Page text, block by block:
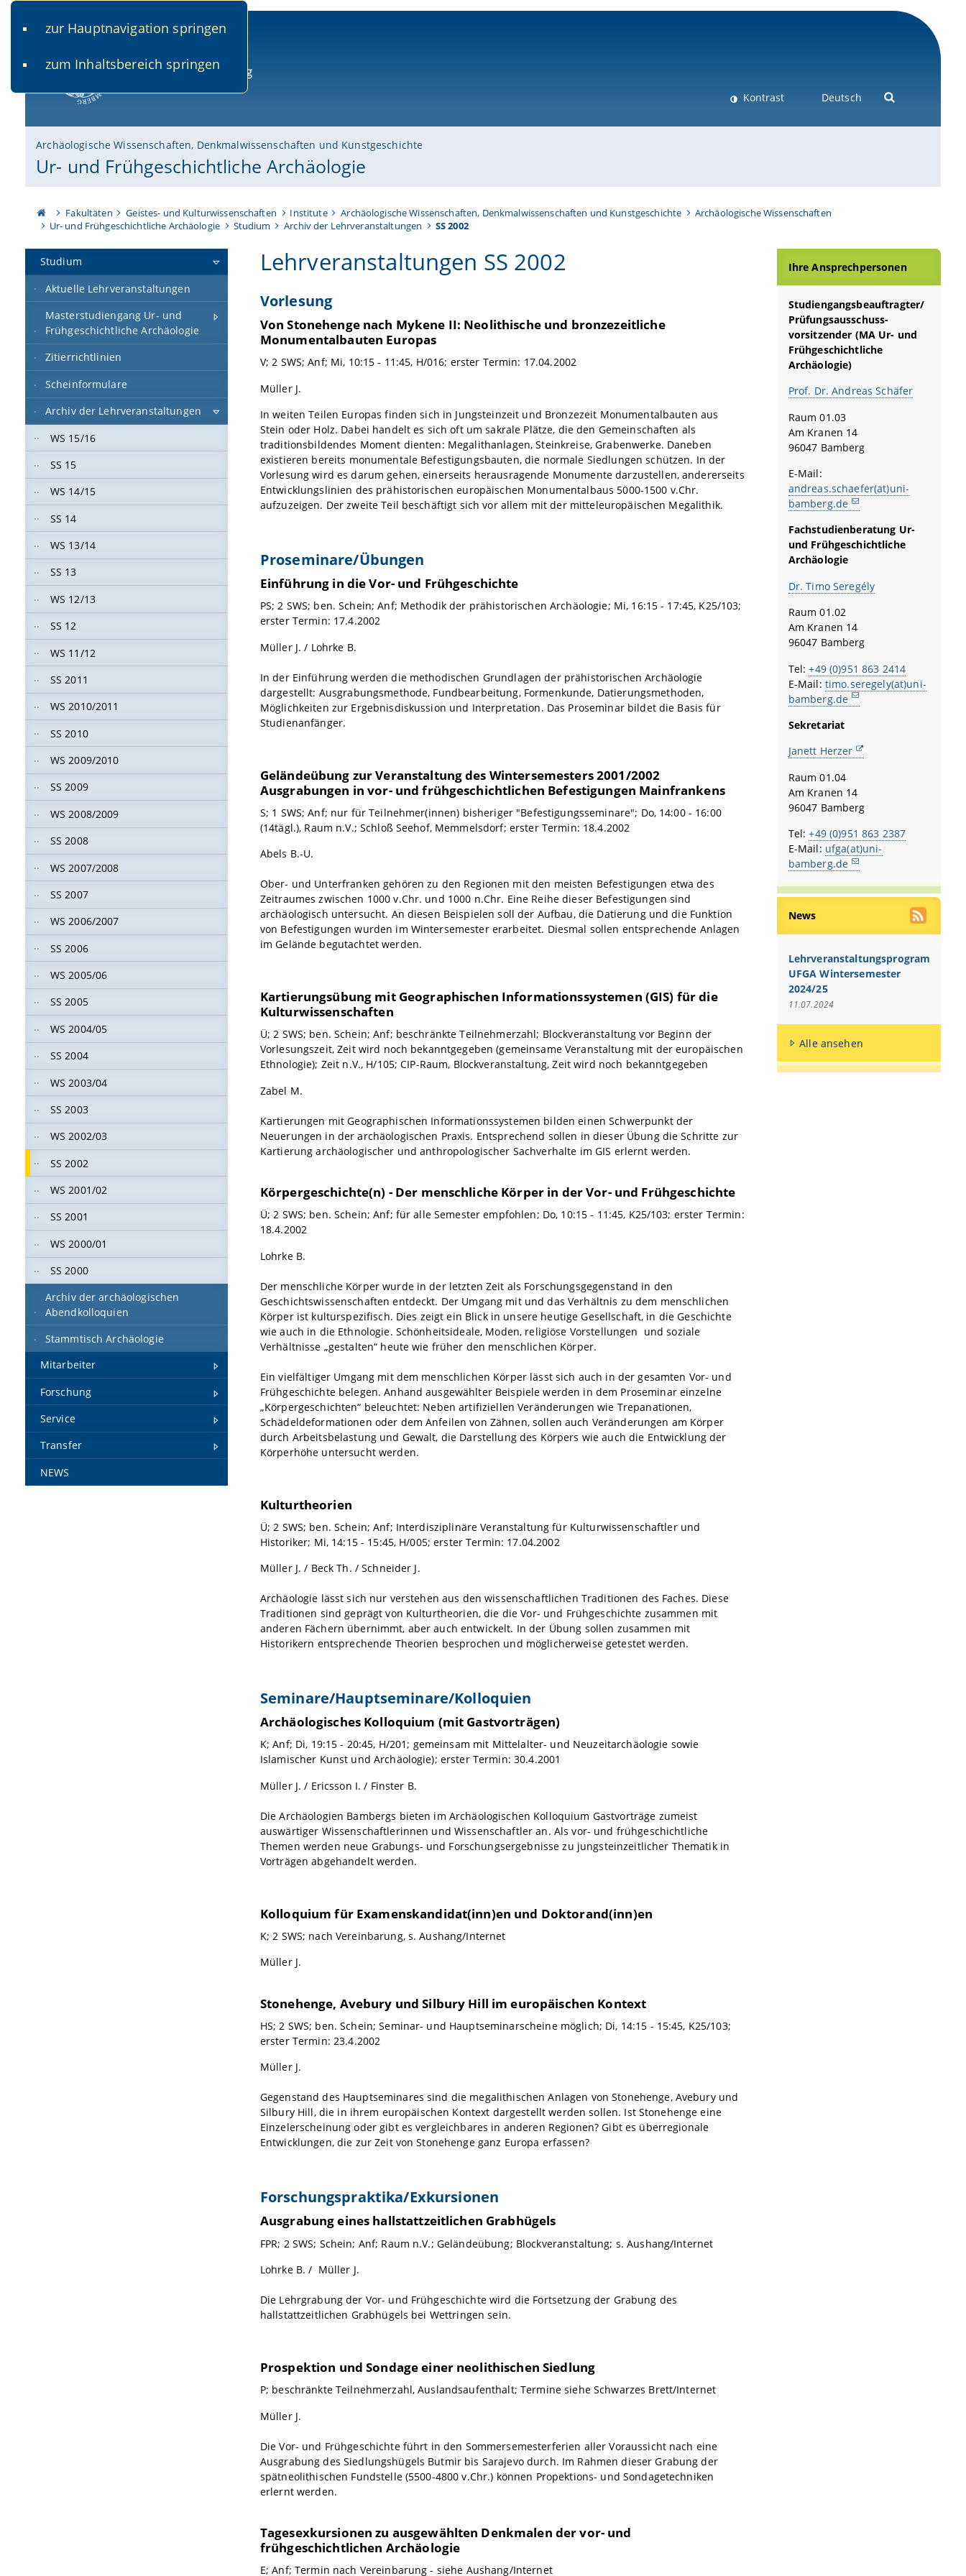
zur Hauptnavigation springen
zum Inhaltsbereich springen
Kontrast Deutsch
Archäologische Wissenschaften, Denkmalwissenschaften und Kunstgeschichte
Ur- und Frühgeschichtliche Archäologie
Fakultäten Geistes- und Kulturwissenschaften Institute Archäologische Wissenschaften, Denkmalwissenschaften und Kunstgeschichte
Archäologische Wissenschaften
Ur- und Frühgeschichtliche Archäologie
Studium Archiv der Lehrveranstaltungen SS 2002
Studium
Aktuelle Lehrveranstaltungen
Masterstudiengang Ur- und
Frühgeschichtliche Archäologie
Zitierrichtlinien
Scheinformulare
Archiv der Lehrveranstaltungen
WS 15/16
SS 15
WS 14/15
SS 14
WS 13/14
SS 13
WS 12/13
SS 12
WS 11/12
SS 2011
WS 2010/2011
SS 2010
WS 2009/2010
SS 2009
WS 2008/2009
SS 2008
WS 2007/2008
SS 2007
WS 2006/2007
SS 2006
WS 2005/06
SS 2005
WS 2004/05
SS 2004
WS 2003/04
SS 2003
WS 2002/03
SS 2002
WS 2001/02
SS 2001
WS 2000/01
SS 2000
Archiv der archäologischen
Abendkolloquien
Stammtisch Archäologie
Mitarbeiter
Forschung
Service
Transfer
NEWS
Lehrveranstaltungen SS 2002
Vorlesung
Von Stonehenge nach Mykene II: Neolithische und bronzezeitliche
Monumentalbauten Europas
V; 2 SWS; Anf; Mi, 10:15 - 11:45, H/016; erster Termin: 17.04.2002
Müller J.
In weiten Teilen Europas finden sich in Jungsteinzeit und Bronzezeit Monumentalbauten aus
Stein oder Holz. Dabei handelt es sich oft um sakrale Plätze, die den Gemeinschaften als
traditionsbildendes Moment dienten: Megalithanlagen, Steinkreise, Grabenwerke. Daneben
existieren bereits monumentale Befestigungsbauten, die normale Siedlungen schützen. In der
Vorlesung wird es darum gehen, einerseits herausragende Monumente darzustellen, andererseits
Entwicklungslinien des prähistorischen europäischen Monumentalbaus 5000-1500 v.Chr.
aufzuzeigen. Der zweite Teil beschäftigt sich vor allem mit der mitteleuropäischen Megalithik.
Proseminare/Übungen
Einführung in die Vor- und Frühgeschichte
PS; 2 SWS; ben. Schein; Anf; Methodik der prähistorischen Archäologie; Mi, 16:15 - 17:45, K25/103;
erster Termin: 17.4.2002
Müller J. / Lohrke B.
In der Einführung werden die methodischen Grundlagen der prähistorischen Archäologie
dargestellt: Ausgrabungsmethode, Fundbearbeitung, Formenkunde, Datierungsmethoden,
Möglichkeiten zur Ergebnisdiskussion und Interpretation. Das Proseminar bildet die Basis für
Studienanfänger.
Geländeübung zur Veranstaltung des Wintersemesters 2001/2002
Ausgrabungen in vor- und frühgeschichtlichen Befestigungen Mainfrankens
S; 1 SWS; Anf; nur für Teilnehmer(innen) bisheriger "Befestigungsseminare"; Do, 14:00 - 16:00
(14tägl.), Raum n.V.; Schloß Seehof, Memmelsdorf; erster Termin: 18.4.2002
Abels B.-U.
Ober- und Unterfranken gehören zu den Regionen mit den meisten Befestigungen etwa des
Zeitraumes zwischen 1000 v.Chr. und 1000 n.Chr. Eine Reihe dieser Befestigungen sind
archäologisch untersucht. An diesen Beispielen soll der Aufbau, die Datierung und die Funktion
von Befestigungen wurden im Wintersemester erarbeitet. Diesmal sollen entsprechende Anlagen
im Gelände begutachtet werden.
Kartierungsübung mit Geographischen Informationssystemen (GIS) für die
Kulturwissenschaften
Ü; 2 SWS; ben. Schein; Anf; beschränkte Teilnehmerzahl; Blockveranstaltung vor Beginn der
Vorlesungszeit, Zeit wird noch bekanntgegeben (gemeinsame Veranstaltung mit der europäischen
Ethnologie); Zeit n.V., H/105; CIP-Raum, Blockveranstaltung, Zeit wird noch bekanntgegeben
Zabel M.
Kartierungen mit Geographischen Informationssystemen bilden einen Schwerpunkt der
Neuerungen in der archäologischen Praxis. Entsprechend sollen in dieser Übung die Schritte zur
Kartierung archäologischer und anthropologischer Sachverhalte im GIS erlernt werden.
Körpergeschichte(n) - Der menschliche Körper in der Vor- und Frühgeschichte
Ü; 2 SWS; ben. Schein; Anf; für alle Semester empfohlen; Do, 10:15 - 11:45, K25/103; erster Termin:
18.4.2002
Lohrke B.
Der menschliche Körper wurde in der letzten Zeit als Forschungsgegenstand in den
Geschichtswissenschaften entdeckt. Der Umgang mit und das Verhältnis zu dem menschlichen
Körper ist kulturspezifisch. Dies zeigt ein Blick in unsere heutige Gesellschaft, in die Geschichte
wie auch in die Ethnologie. Schönheitsideale, Moden, religiöse Vorstellungen und soziale
Verhältnisse „gestalten“ heute wie früher den menschlichen Körper.
Ein vielfältiger Umgang mit dem menschlichen Körper lässt sich auch in der gesamten Vor- und
Frühgeschichte belegen. Anhand ausgewählter Beispiele werden in dem Proseminar einzelne
„Körpergeschichten“ beleuchtet: Neben artifiziellen Veränderungen wie Trepanationen,
Schädeldeformationen oder dem Anfeilen von Zähnen, sollen auch Veränderungen am Körper
durch Arbeitsbelastung und Gewalt, die Darstellung des Körpers wie auch die Entwicklung der
Körperhöhe untersucht werden.
Kulturtheorien
Ü; 2 SWS; ben. Schein; Anf; Interdisziplinäre Veranstaltung für Kulturwissenschaftler und
Historiker; Mi, 14:15 - 15:45, H/005; erster Termin: 17.04.2002
Müller J. / Beck Th. / Schneider J.
Archäologie lässt sich nur verstehen aus den wissenschaftlichen Traditionen des Faches. Diese
Traditionen sind geprägt von Kulturtheorien, die die Vor- und Frühgeschichte zusammen mit
anderen Fächern übernimmt, aber auch entwickelt. In der Übung sollen zusammen mit
Historikern entsprechende Theorien besprochen und möglicherweise getestet werden.
Seminare/Hauptseminare/Kolloquien
Archäologisches Kolloquium (mit Gastvorträgen)
K; Anf; Di, 19:15 - 20:45, H/201; gemeinsam mit Mittelalter- und Neuzeitarchäologie sowie
Islamischer Kunst und Archäologie); erster Termin: 30.4.2001
Müller J. / Ericsson I. / Finster B.
Die Archäologien Bambergs bieten im Archäologischen Kolloquium Gastvorträge zumeist
auswärtiger Wissenschaftlerinnen und Wissenschaftler an. Als vor- und frühgeschichtliche
Themen werden neue Grabungs- und Forschungsergebnisse zu jungsteinzeitlicher Thematik in
Vorträgen abgehandelt werden.
Kolloquium für Examenskandidat(inn)en und Doktorand(inn)en
K; 2 SWS; nach Vereinbarung, s. Aushang/Internet
Müller J.
Stonehenge, Avebury und Silbury Hill im europäischen Kontext
HS; 2 SWS; ben. Schein; Seminar- und Hauptseminarscheine möglich; Di, 14:15 - 15:45, K25/103;
erster Termin: 23.4.2002
Müller J.
Gegenstand des Hauptseminares sind die megalithischen Anlagen von Stonehenge, Avebury und
Silbury Hill, die in ihrem europäischen Kontext dargestellt werden sollen. Ist Stonehenge eine
Einzelerscheinung oder gibt es vergleichbares in anderen Regionen? Gibt es überregionale
Entwicklungen, die zur Zeit von Stonehenge ganz Europa erfassen?
Forschungspraktika/Exkursionen
Ausgrabung eines hallstattzeitlichen Grabhügels
FPR; 2 SWS; Schein; Anf; Raum n.V.; Geländeübung; Blockveranstaltung; s. Aushang/Internet
Lohrke B. / Müller J.
Die Lehrgrabung der Vor- und Frühgeschichte wird die Fortsetzung der Grabung des
hallstattzeitlichen Grabhügels bei Wettringen sein.
Prospektion und Sondage einer neolithischen Siedlung
P; beschränkte Teilnehmerzahl, Auslandsaufenthalt; Termine siehe Schwarzes Brett/Internet
Müller J.
Die Vor- und Frühgeschichte führt in den Sommersemesterferien aller Voraussicht nach eine
Ausgrabung des Siedlungshügels Butmir bis Sarajevo durch. Im Rahmen dieser Grabung der
spätneolithischen Fundstelle (5500-4800 v.Chr.) können Propektions- und Sondagetechniken
erlernt werden.
Tagesexkursionen zu ausgewählten Denkmalen der vor- und
frühgeschichtlichen Archäologie
E; Anf; Termin nach Vereinbarung - siehe Aushang/Internet
Ihre Ansprechpersonen
Studiengangsbeauftragter/
Prüfungsausschuss-
vorsitzender (MA Ur- und
Frühgeschichtliche
Archäologie)
Prof. Dr. Andreas Schäfer
Raum 01.03
Am Kranen 14
96047 Bamberg
E-Mail:
andreas.schaefer(at)uni-
bamberg.de
Fachstudienberatung Ur-
und Frühgeschichtliche
Archäologie
Dr. Timo Seregély
Raum 01.02
Am Kranen 14
96047 Bamberg
Tel:+49 (0)951 863 2414
E-Mail: timo.seregely(at)uni-
bamberg.de
Sekretariat
Janett Herzer
Raum 01.04
Am Kranen 14
96047 Bamberg
Tel:+49 (0)951 863 2387
E-Mail: ufga(at)uni-
bamberg.de
News
Lehrveranstaltungsprogramm
UFGA Wintersemester
2024/25
11.07.2024
Alle ansehen